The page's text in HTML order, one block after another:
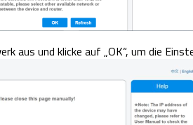
aus und klicke auf „OK“, um die